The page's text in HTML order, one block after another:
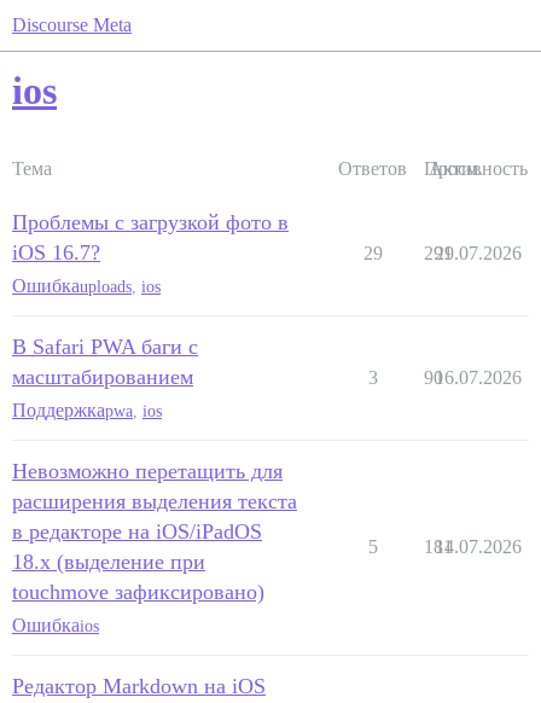
Discourse Meta
ios
Тема Ответов Просм.
Активность
Проблемы с загрузкой фото в
iOS 16.7?
Ошибкаuploads ios
29 291
29.07.2026
В Safari PWA баги с
масштабированием
Поддержкаpwa ios
3 9016.07.2026
Невозможно перетащить для
расширения выделения текста
в редакторе на iOS/iPadOS
18.x (выделение при
touchmove зафиксировано)
Ошибкаios
5 181
14.07.2026
Редактор Markdown на iOS